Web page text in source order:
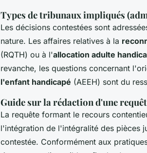
Types de tribunaux impliqués
Les décisions contestées sont
nature. Les affaires relatives à la
(RQTH) ou à l'allocation adulte
revanche, les questions concernant
l'enfant handicapé (AEEH) sont du
Guide sur la rédaction d'une
La requête formant le recours
l'intégration de l'intégralité des pièces
contestée. Conformément aux